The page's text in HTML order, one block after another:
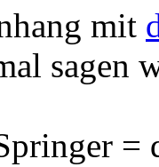
mit
sagen
=